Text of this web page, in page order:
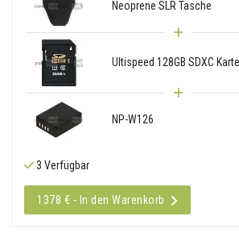
Neoprene SLR Tasche
Ultispeed 128GB SDXC
NP-W126
3 Verfügbar
1378 € - In den Warenkorb